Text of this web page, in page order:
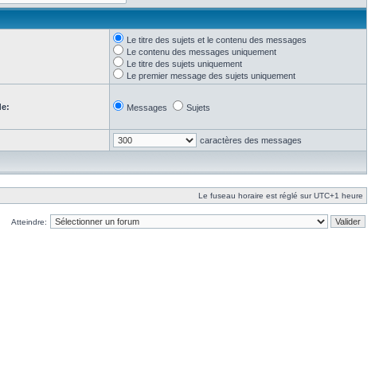
Le titre des sujets et le contenu des messages
Le contenu des messages uniquement
Le titre des sujets uniquement
Le premier message des sujets uniquement
Messages Sujets
caractères des messages
Le fuseau horaire est réglé sur UTC+1 heure
Atteindre: